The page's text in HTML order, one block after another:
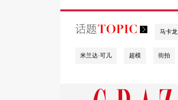
马卡龙
米兰达·可儿 超模 街拍